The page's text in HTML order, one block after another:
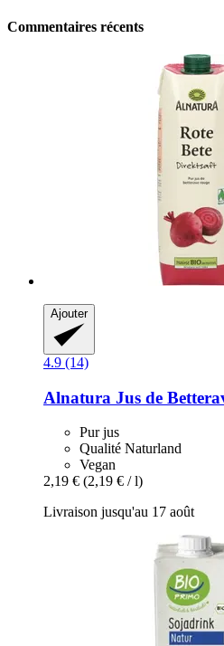
Commentaires récents
Ajouter
4.9 (14)
Alnatura Jus de
Pur jus
Qualité Naturland
Vegan
2,19 € (2,19 € / l)
Livraison jusqu'au 17 août